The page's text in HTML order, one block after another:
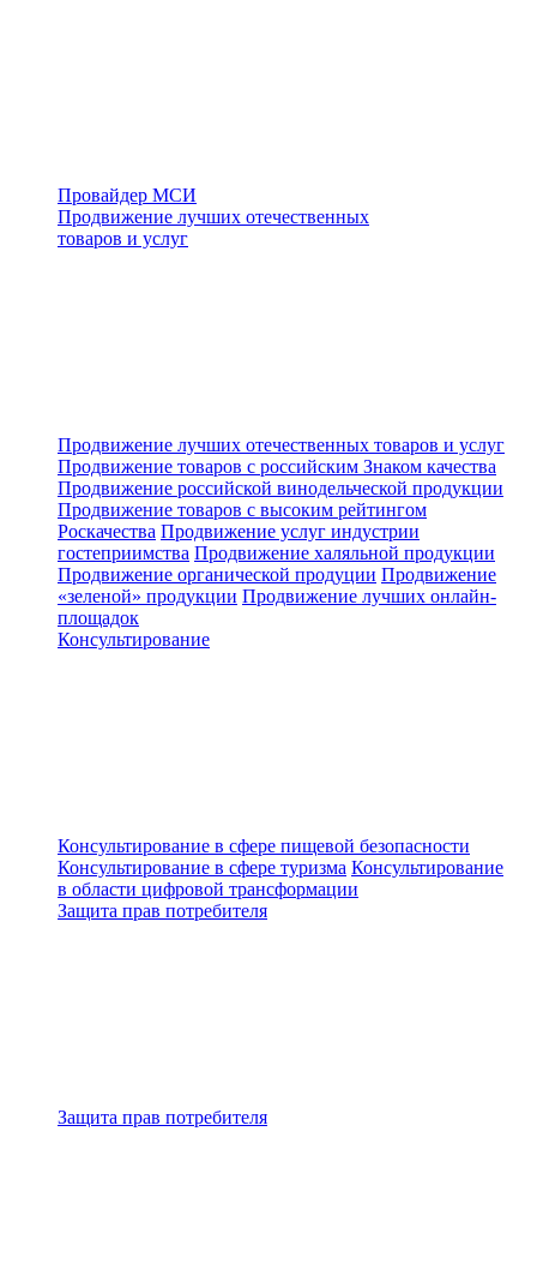
Провайдер МСИ
Продвижение лучших отечественных
товаров и услуг
Продвижение лучших отечественных товаров и услуг
Продвижение товаров с российским Знаком качества
Продвижение российской винодельческой продукции
Продвижение товаров с высоким рейтингом
Роскачества Продвижение услуг индустрии
гостеприимства Продвижение халяльной продукции
Продвижение органической продуции Продвижение
«зеленой» продукции Продвижение лучших онлайн-
площадок
Консультирование
Консультирование в сфере пищевой безопасности
Консультирование в сфере туризма Консультирование
в области цифровой трансформации
Защита прав потребителя
Защита прав потребителя